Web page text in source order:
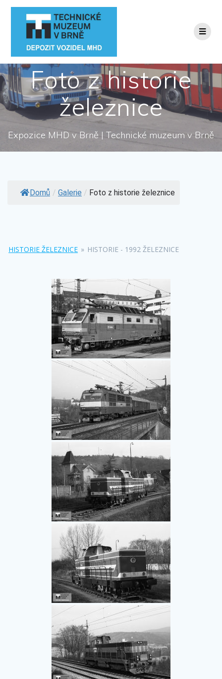
Přeskočit
Foto z historie
železnice
Expozice MHD v Brně | Technické muzeum v Brně
Domů / Galerie / Foto z historie železnice
HISTORIE ŽELEZNICE » HISTORIE - 1992 ŽELEZNICE